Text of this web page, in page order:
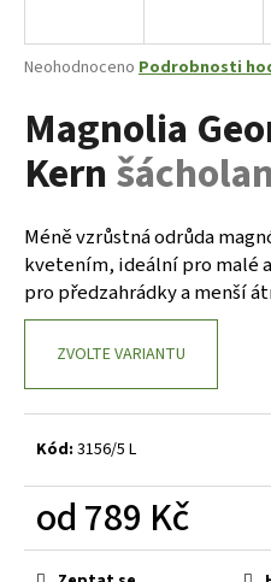
Průměrné
produktu
je
0,0
z
hvězdiček.
Neohodnoceno Podrobnosti
Magnolia
Kern
Méně vzrůstná odrůda
kvetením, ideální pro malé
pro předzahrádky a menší
ZVOLTE VARIANTU
Kód: 3156/5 L
od789 Kč
Měrná
cena:
j
t
?
HLEDAT
D
o
o
r
č